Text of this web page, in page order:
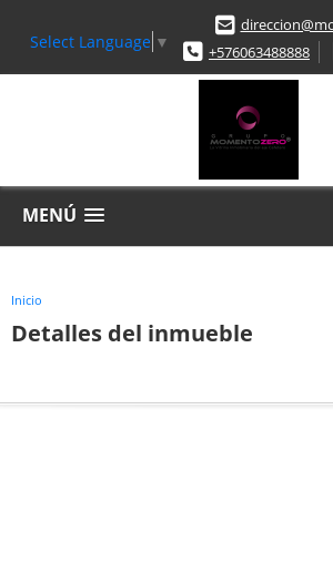
Select Language ▼
+576063488888
MENÚ
Inicio
Detalles del inmueble